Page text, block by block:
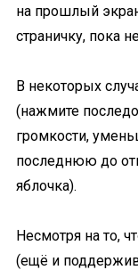
на прошлый
страничку, пока
В некоторых
(нажмите
громкости,
последнюю до
яблочка).
Несмотря на то,
(ещё и